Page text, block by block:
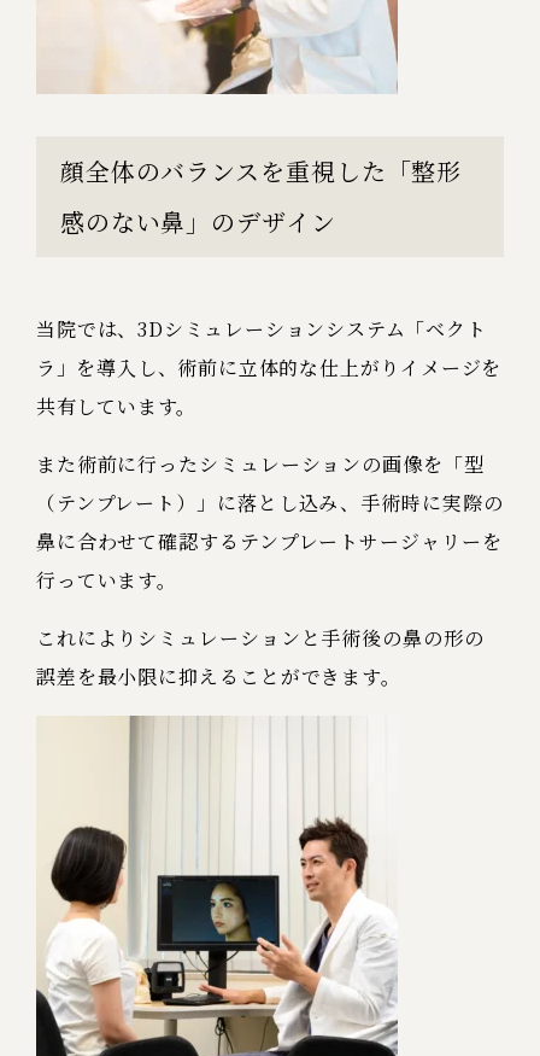
顔全体のバランスを重視した「整形
感のない鼻」のデザイン
当院では、3Dシミュレーションシステム「ベクト
ラ」を導入し、術前に立体的な仕上がりイメージを
共有しています。
また術前に行ったシミュレーションの画像を「型
（テンプレート）」に落とし込み、手術時に実際の
鼻に合わせて確認するテンプレートサージャリーを
行っています。
これによりシミュレーションと手術後の鼻の形の
誤差を最小限に抑えることができます。